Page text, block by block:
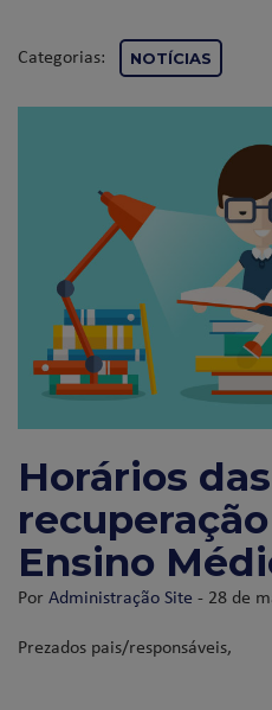
Categorias: NOTÍCIAS
Horários
Ensino
PorAdministração Site - 28 de
Prezados pais/responsáveis,